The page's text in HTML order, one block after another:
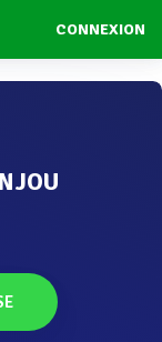
CONNEXION